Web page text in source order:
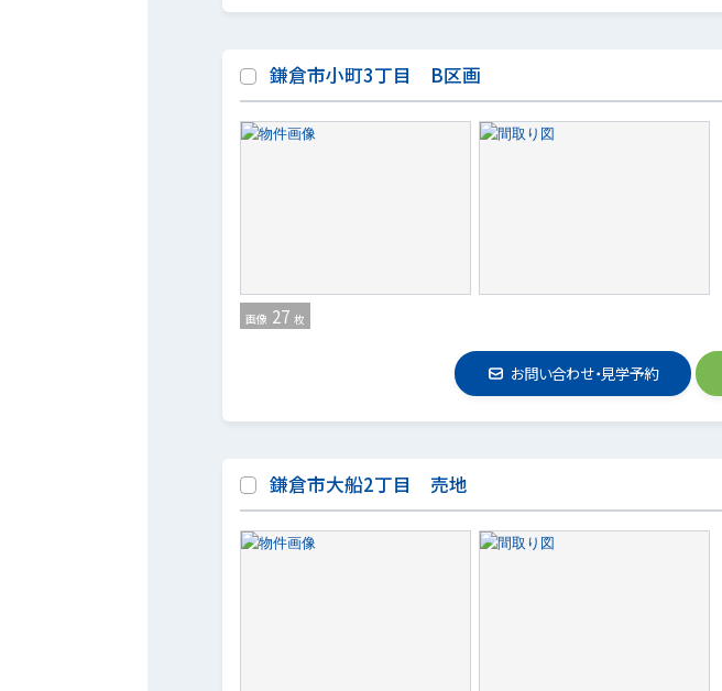
鎌倉市小町3丁目 B区画
画像 27 枚
お問い合わせ・見学予約
鎌倉市大船2丁目 売地